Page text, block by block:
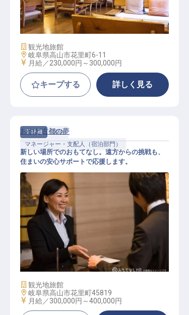
フロント
施設業態
観光地旅館
勤務地
岐阜県高山市花里町6-11
給与
月給／230,000円～ 300,000円
キープする 詳しく見る
正社員
宿泊
マネージャー・支配人（宿泊部門）
宿泊施設業務責任者ポジション
おやど古都の夢
新しい場所でのおもてなし。遠方からの挑戦も、
住まいの安心サポートで応援します。
施設業態
観光地旅館
勤務地
岐阜県高山市花里町45819
給与
月給／300,000円～400,000円